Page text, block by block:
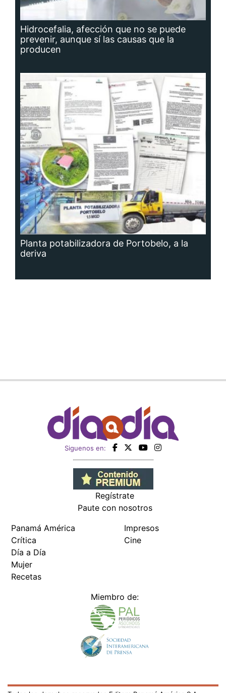
Hidrocefalia, afección que no se puede
prevenir, aunque sí las causas que la
producen
Planta potabilizadora de Portobelo, a la
deriva
Siguenos en:
Regístrate
Paute con nosotros
Panamá América
Crítica
Día a Día
Mujer
Recetas
Impresos
Cine
Miembro de: